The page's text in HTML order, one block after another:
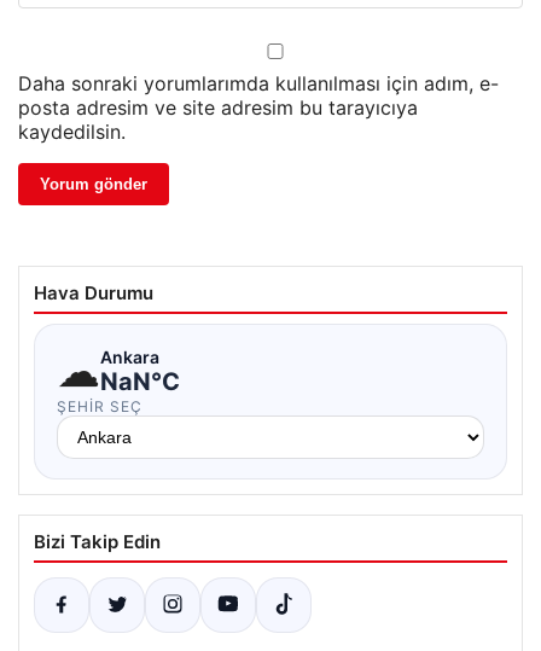
Daha sonraki yorumlarımda kullanılması için adım, e-
posta adresim ve site adresim bu tarayıcıya
kaydedilsin.
Hava Durumu
☁Ankara
NaN°C
ŞEHIR SEÇ
Bizi Takip Edin